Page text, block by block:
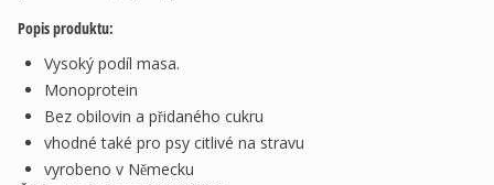
Popis produktu:
Vysoký podíl masa.
Monoprotein
Bez obilovin a přidaného cukru
vhodné také pro psy citlivé na stravu
vyrobeno v Německu